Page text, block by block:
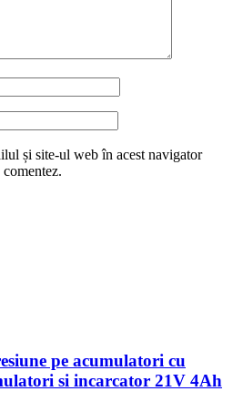
și site-ul web în acest navigator
pe acumulatori cu
si incarcator 21V 4Ah